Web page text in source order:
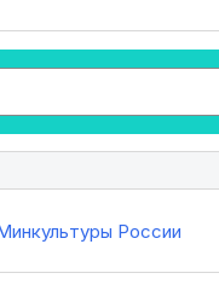
России